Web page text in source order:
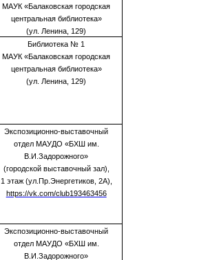
МАУК «Балаковская городская
центральная библиотека»
(ул. Ленина, 129)
Библиотека № 1
МАУК «Балаковская городская
центральная библиотека»
(ул. Ленина, 129)
Экспозиционно-выставочный
отдел МАУДО «БХШ им.
В.И.Задорожного»
(городской выставочный зал),
1 этаж (ул.Пр.Энергетиков, 2А),
https://vk.com/club193463456
Экспозиционно-выставочный
отдел МАУДО «БХШ им.
В.И.Задорожного»